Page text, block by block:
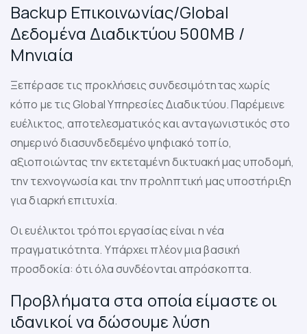
Backup Επικοινωνίας/Global
Δεδομένα Διαδικτύου 500MB /
Μηνιαία
Ξεπέρασε τις προκλήσεις συνδεσιμότητας χωρίς
κόπο με τις Global Υπηρεσίες Διαδικτύου. Παρέμεινε
ευέλικτος, αποτελεσματικός και ανταγωνιστικός στο
σημερινό διασυνδεδεμένο ψηφιακό τοπίο,
αξιοποιώντας την εκτεταμένη δικτυακή μας υποδομή,
την τεχνογνωσία και την προληπτική μας υποστήριξη
για διαρκή επιτυχία.
Οι ευέλικτοι τρόποι εργασίας είναι η νέα
πραγματικότητα. Υπάρχει πλέον μια βασική
προσδοκία: ότι όλα συνδέονται απρόσκοπτα.
Προβλήματα στα οποία είμαστε οι
ιδανικοί να δώσουμε λύση